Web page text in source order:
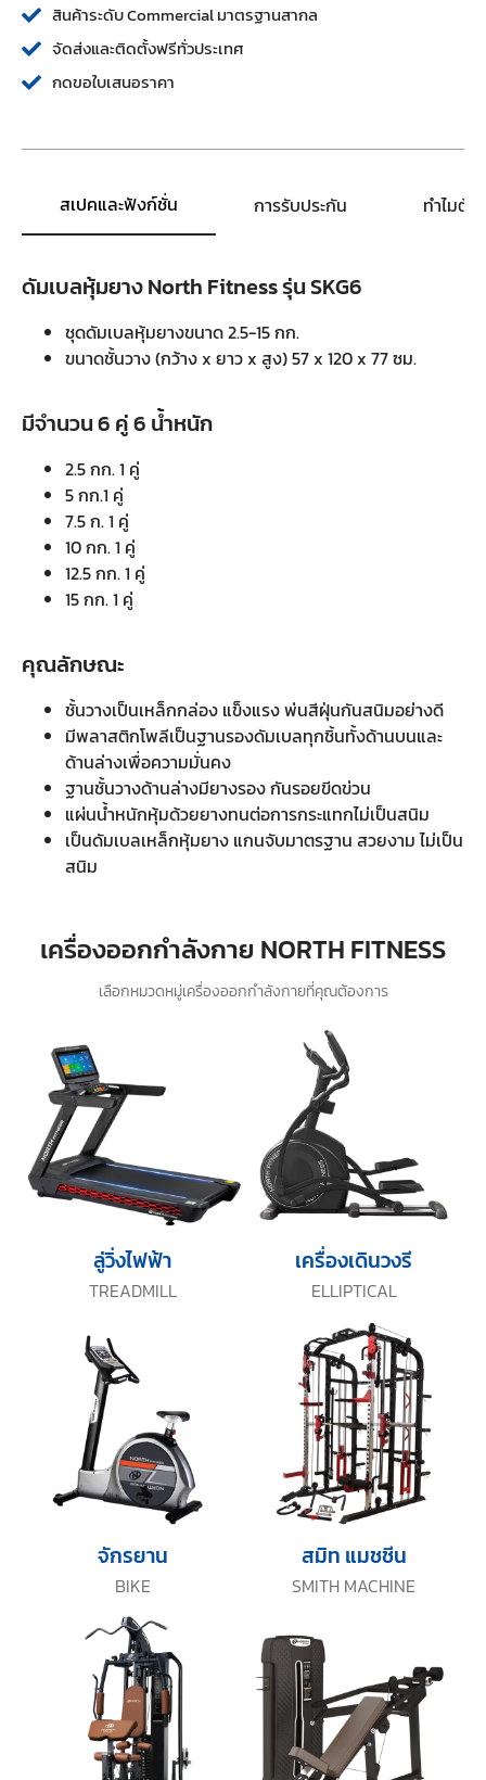
สินค้าระดับ Commercial มาตรฐานสากล
จัดส่งและติดตั้งฟรีทั่วประเทศ
กดขอใบเสนอราคา
สเปคและฟังก์ชั่น การรับประกัน ทำไมต้
ดัมเบลหุ้มยาง North Fitness รุ่น SKG6
ชุดดัมเบลหุ้มยางขนาด 2.5-15 กก.
ขนาดชั้นวาง (กว้าง x ยาว x สูง) 57 x 120 x 77 ซม.
มีจำนวน 6 คู่ 6 น้ำหนัก
2.5 กก. 1 คู่
5 กก.1 คู่
7.5 ก. 1 คู่
10 กก. 1 คู่
12.5 กก. 1 คู่
15 กก. 1 คู่
คุณลักษณะ
ชั้นวางเป็นเหล็กกล่อง แข็งแรง พ่นสีฝุ่นกันสนิมอย่างดี
มีพลาสติกโพลีเป็นฐานรองดัมเบลทุกชิ้นทั้งด้านบนและ
ด้านล่างเพื่อความมั่นคง
ฐานชั้นวางด้านล่างมียางรอง กันรอยขีดข่วน
แผ่นน้ำหนักหุ้มด้วยยางทนต่อการกระแทกไม่เป็นสนิม
เป็นดัมเบลเหล็กหุ้มยาง แกนจับมาตรฐาน สวยงาม ไม่เป็น
สนิม
เลือกหมวดหมู่เครื่องออกกำลังกายที่คุณต้องการ
เครื่องออกกำลังกาย NORTH FITNESS
TREADMILL
ลู่วิ่งไฟฟ้า
ELLIPTICAL
เครื่องเดินวงรี
BIKE
จักรยาน
SMITH MACHINE
สมิท แมชชีน